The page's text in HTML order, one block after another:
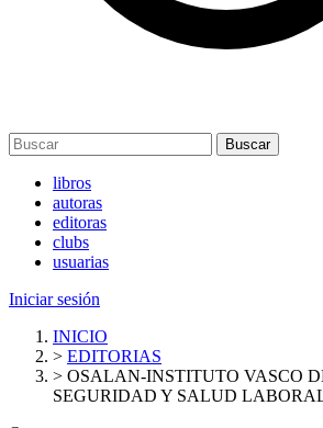
Buscar
libros
autoras
editoras
clubs
usuarias
Iniciar sesión
INICIO
> EDITORIAS
> OSALAN-INSTITUTO VASCO
SEGURIDAD Y SALUD